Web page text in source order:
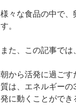
様々な食品の中で
す。
また、この記事では
朝から活発に過ごす
質は、エネルギー
発に動くことができ